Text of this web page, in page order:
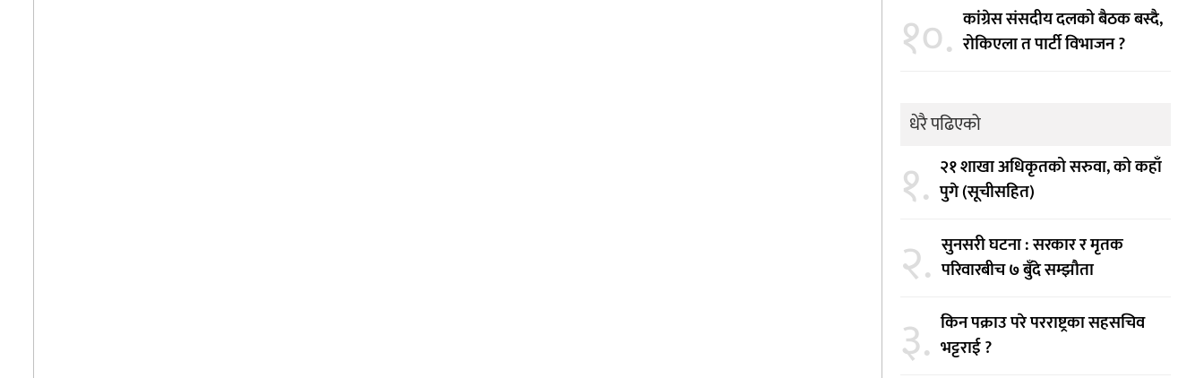
१०. कांग्रेस संसदीय दलको बैठक बस्दै,
रोकिएला त पार्टी विभाजन ?
धेरै पढिएको
१. २१ शाखा अधिकृतको सरुवा, को कहाँ
पुगे (सूचीसहित)
२. सुनसरी घटना : सरकार र मृतक
परिवारबीच ७ बुँदे सम्झौता
३. किन पक्राउ परे परराष्ट्रका सहसचिव
भट्टराई ?